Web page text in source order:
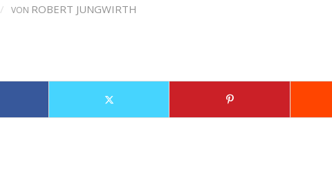
/ VON ROBERT JUNGWIRTH